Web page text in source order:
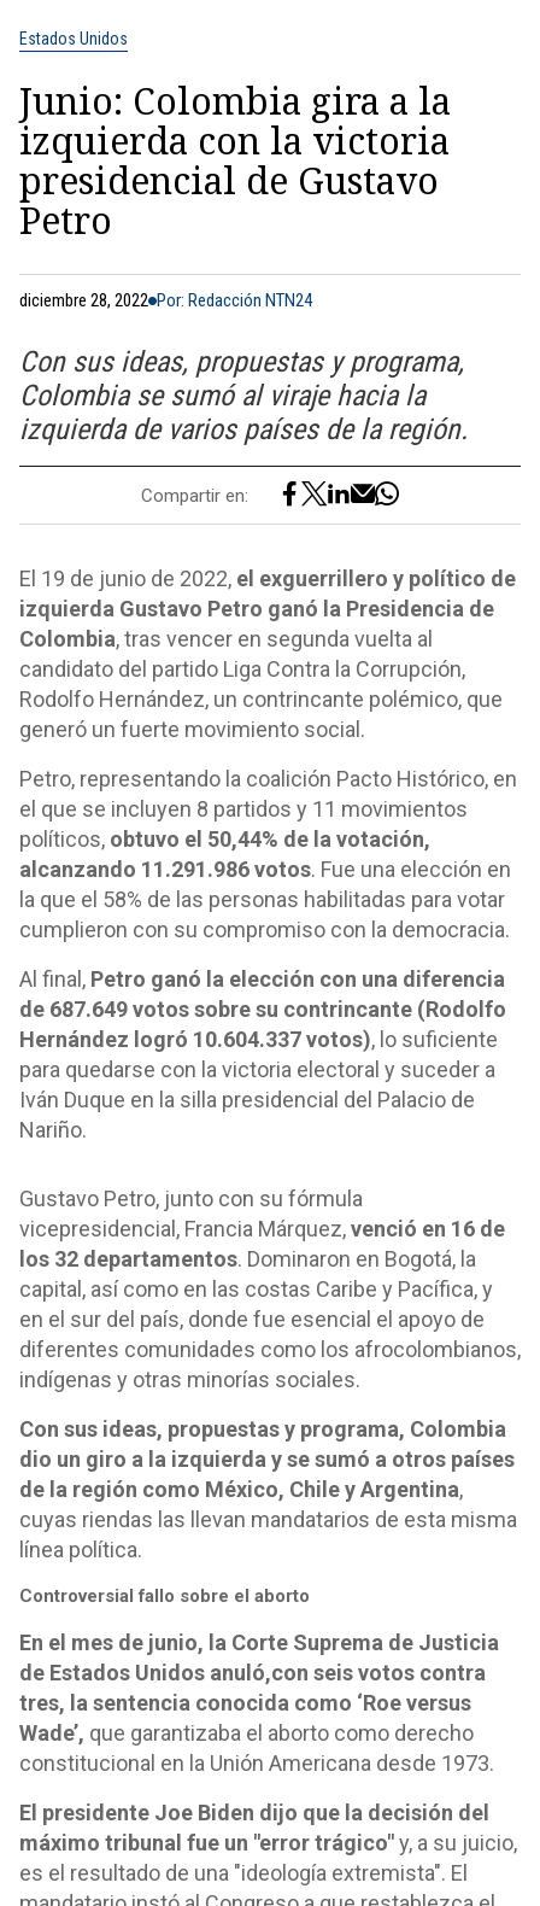
Estados Unidos
Junio: Colombia gira a la
izquierda con la victoria
presidencial de Gustavo
Petro
diciembre 28, 2022 Por: Redacción NTN24
Con sus ideas, propuestas y programa,
Colombia se sumó al viraje hacia la
izquierda de varios países de la región.
Compartir en:
El 19 de junio de 2022, el exguerrillero y político de
izquierda Gustavo Petro ganó la Presidencia de
Colombia, tras vencer en segunda vuelta al
candidato del partido Liga Contra la Corrupción,
Rodolfo Hernández, un contrincante polémico, que
generó un fuerte movimiento social.
Petro, representando la coalición Pacto Histórico, en
el que se incluyen 8 partidos y 11 movimientos
políticos, obtuvo el 50,44% de la votación,
alcanzando 11.291.986 votos. Fue una elección en
la que el 58% de las personas habilitadas para votar
cumplieron con su compromiso con la democracia.
Al final, Petro ganó la elección con una diferencia
de 687.649 votos sobre su contrincante (Rodolfo
Hernández logró 10.604.337 votos), lo suficiente
para quedarse con la victoria electoral y suceder a
Iván Duque en la silla presidencial del Palacio de
Nariño.
Gustavo Petro, junto con su fórmula
vicepresidencial, Francia Márquez,venció en 16 de
los 32 departamentos. Dominaron en Bogotá, la
capital, así como en las costas Caribe y Pacífica, y
en el sur del país, donde fue esencial el apoyo de
diferentes comunidades como los afrocolombianos,
indígenas y otras minorías sociales.
Con sus ideas, propuestas y programa, Colombia
dio un giro a la izquierda y se sumó a otros países
de la región como México, Chile y Argentina,
cuyas riendas las llevan mandatarios de esta misma
línea política.
Controversial fallo sobre el aborto
En el mes de junio, la Corte Suprema de Justicia
de Estados Unidos anuló,con seis votos contra
tres, la sentencia conocida como ‘Roe versus
Wade’, que garantizaba el aborto como derecho
constitucional en la Unión Americana desde 1973.
El presidente Joe Biden dijo que la decisión del
máximo tribunal fue un "error trágico"y, a su juicio,
es el resultado de una "ideología extremista". El